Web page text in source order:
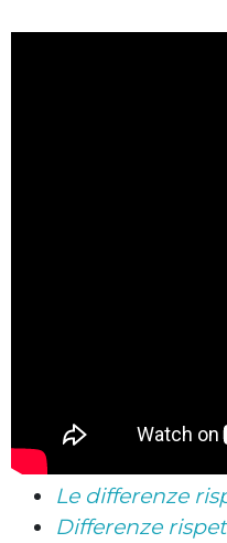
Le differenze
Differenze